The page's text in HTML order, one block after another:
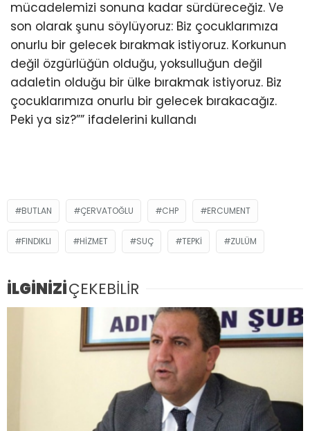
mücadelemizi sonuna kadar sürdüreceğiz. Ve
son olarak şunu söylüyoruz: Biz çocuklarımıza
onurlu bir gelecek bırakmak istiyoruz. Korkunun
değil özgürlüğün olduğu, yoksulluğun değil
adaletin olduğu bir ülke bırakmak istiyoruz. Biz
çocuklarımıza onurlu bir gelecek bırakacağız.
Peki ya siz?”” ifadelerini kullandı
BUTLAN ÇERVATOĞLU CHP ERCUMENT
FINDIKLI HIZMET SUÇ TEPKİ ZULÜM
İLGİNİZİÇEKEBİLİR